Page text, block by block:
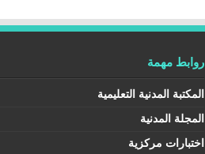
روابط مهمة
المكتبة المدنية التعليمية
المجلة المدنية
اختبارات مركزية